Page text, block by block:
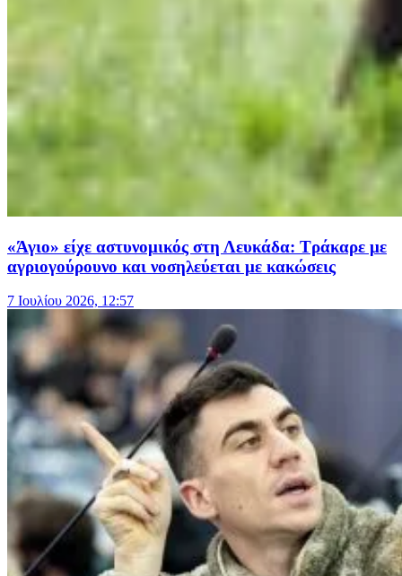
«Άγιο» είχε αστυνομικός στη Λευκάδα: Τράκαρε με
αγριογούρουνο και νοσηλεύεται με κακώσεις
7 Ιουλίου 2026, 12:57